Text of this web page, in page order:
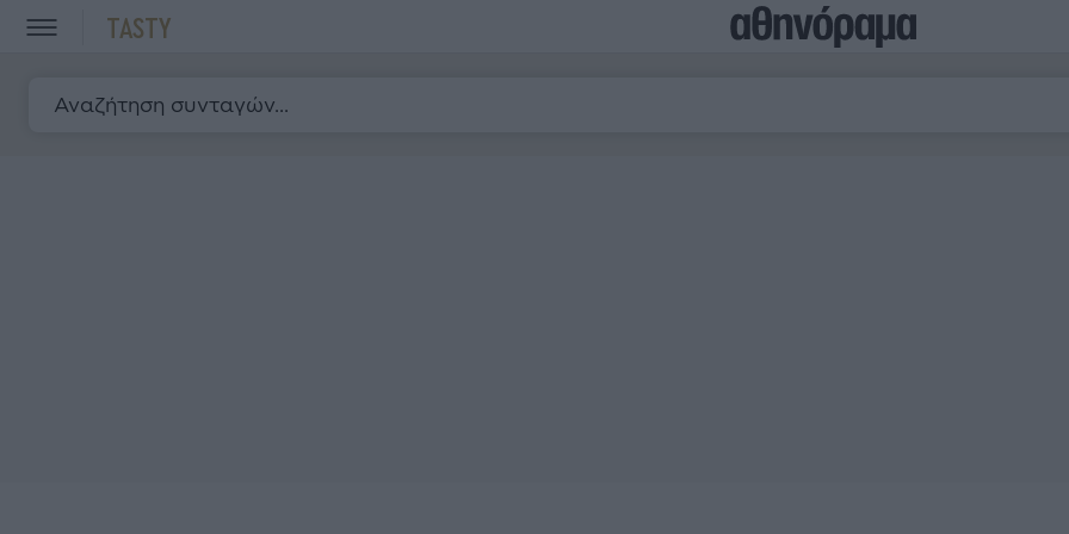
TASTY